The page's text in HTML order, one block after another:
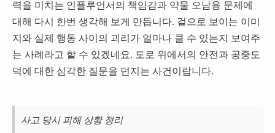
력을 미치는 인플루언서의 책임감과 약물 오남용 문제에
대해 다시 한번 생각해 보게 만듭니다. 겉으로 보이는 이미
지와 실제 행동 사이의 괴리가 얼마나 클 수 있는지 보여주
는 사례라고 할 수 있겠네요. 도로 위에서의 안전과 공중도
덕에 대한 심각한 질문을 던지는 사건이랍니다.
사고 당시 피해 상황 정리